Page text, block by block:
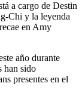
a cargo de Destin
Chi y la leyenda
en Amy
año durante
han sido
presentes en el